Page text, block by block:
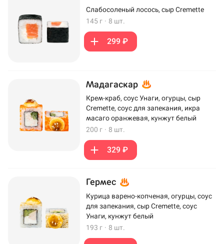
Слабосоленый лосось, сыр Cremette
145 г · 8 шт.
299 ₽
Мадагаскар
Крем-краб, соус Унаги, огурцы, сыр
Cremette, соус для запекания, икра
масаго оранжевая, кунжут белый
200 г · 8 шт.
329 ₽
Гермес
Курица варено-копченая, огурцы, соус
для запекания, сыр Cremette, соус
Унаги, кунжут белый
193 г · 8 шт.